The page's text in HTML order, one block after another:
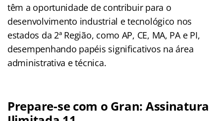
têm a oportunidade de contribuir para o
desenvolvimento industrial e tecnológico nos
estados da 2ª Região, como AP, CE, MA, PA e PI,
desempenhando papéis significativos na área
administrativa e técnica.
Prepare-se com o Gran: Assinatura